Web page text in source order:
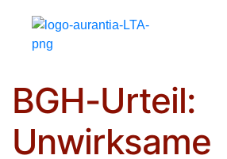
Urteil: Unwirksame
BGH-Urteil:
Unwirksame